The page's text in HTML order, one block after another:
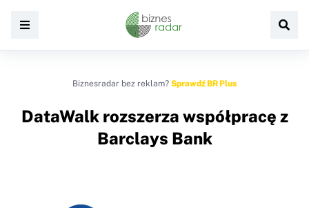
Biznesradar bez reklam? Sprawdź BR Plus
DataWalk rozszerza współpracę z
Barclays Bank